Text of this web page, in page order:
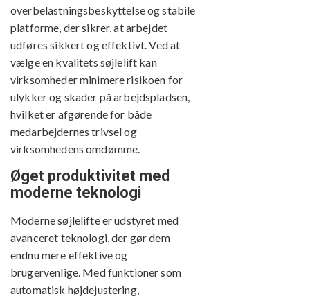
overbelastningsbeskyttelse og stabile
platforme, der sikrer, at arbejdet
udføres sikkert og effektivt. Ved at
vælge en kvalitets søjlelift kan
virksomheder minimere risikoen for
ulykker og skader på arbejdspladsen,
hvilket er afgørende for både
medarbejdernes trivsel og
virksomhedens omdømme.
Øget produktivitet med
moderne teknologi
Moderne søjlelifte er udstyret med
avanceret teknologi, der gør dem
endnu mere effektive og
brugervenlige. Med funktioner som
automatisk højdejustering,